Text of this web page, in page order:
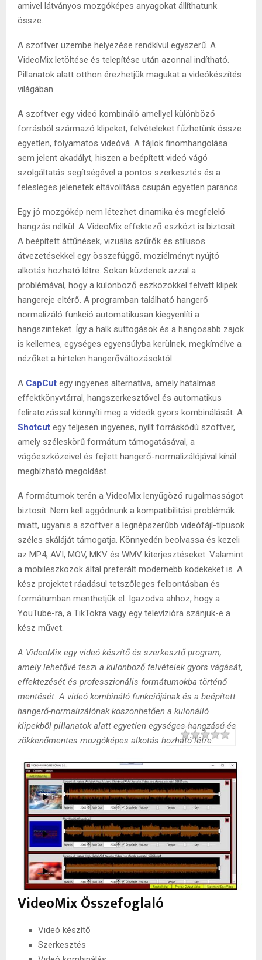
amivel látványos mozgóképes anyagokat állíthatunk
össze.
A szoftver üzembe helyezése rendkívül egyszerű. A
VideoMix letöltése és telepítése után azonnal indítható.
Pillanatok alatt otthon érezhetjük magukat a videókészítés
világában.
A szoftver egy videó kombináló amellyel különböző
forrásból származó klipeket, felvételeket fűzhetünk össze
egyetlen, folyamatos videóvá. A fájlok finomhangolása
sem jelent akadályt, hiszen a beépített videó vágó
szolgáltatás segítségével a pontos szerkesztés és a
felesleges jelenetek eltávolítása csupán egyetlen parancs.
Egy jó mozgókép nem létezhet dinamika és megfelelő
hangzás nélkül. A VideoMix effektező eszközt is biztosít.
A beépített áttűnések, vizuális szűrők és stílusos
átvezetésekkel egy összefüggő, moziélményt nyújtó
alkotás hozható létre. Sokan küzdenek azzal a
problémával, hogy a különböző eszközökkel felvett klipek
hangereje eltérő. A programban található hangerő
normalizáló funkció automatikusan kiegyenlíti a
hangszinteket. Így a halk suttogások és a hangosabb zajok
is kellemes, egységes egyensúlyba kerülnek, megkímélve a
nézőket a hirtelen hangerőváltozásoktól.
A CapCut egy ingyenes alternatíva, amely hatalmas
effektkönyvtárral, hangszerkesztővel és automatikus
feliratozással könnyíti meg a videók gyors kombinálását. A
Shotcut egy teljesen ingyenes, nyílt forráskódú szoftver,
amely széleskörű formátum támogatásával, a
vágóeszközeivel és fejlett hangerő-normalizálójával kínál
megbízható megoldást.
A formátumok terén a VideoMix lenyűgöző rugalmasságot
biztosít. Nem kell aggódnunk a kompatibilitási problémák
miatt, ugyanis a szoftver a legnépszerűbb videófájl-típusok
széles skáláját támogatja. Könnyedén beolvassa és kezeli
az MP4, AVI, MOV, MKV és WMV kiterjesztéseket. Valamint
a mobileszközök által preferált modernebb kodekeket is. A
kész projektet ráadásul tetszőleges felbontásban és
formátumban menthetjük el. Igazodva ahhoz, hogy a
YouTube-ra, a TikTokra vagy egy televízióra szánjuk-e a
kész művet.
A VideoMix egy videó készítő és szerkesztő program,
amely lehetővé teszi a különböző felvételek gyors vágását,
effektezését és professzionális formátumokba történő
mentését. A videó kombináló funkciójának és a beépített
hangerő-normalizálónak köszönhetően a különálló
klipekből pillanatok alatt egyetlen egységes hangzású és
zökkenőmentes mozgóképes alkotás hozható létre.
VideoMix Összefoglaló
Videó készítő
Szerkesztés
Rating 1 star
2 stars
3 stars
4 stars
5 stars